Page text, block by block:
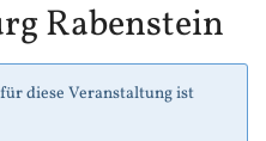
Rabenstein
diese Veranstaltung ist